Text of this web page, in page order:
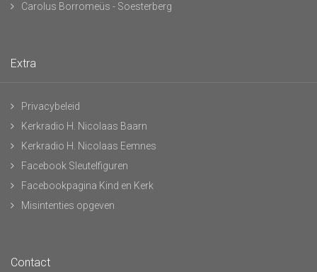
Carolus Borromeüs - Soesterberg
Extra
Privacybeleid
Kerkradio H. Nicolaas Baarn
Kerkradio H. Nicolaas Eemnes
Facebook Sleutelfiguren
Facebookpagina Kind en Kerk
Misintenties opgeven
Contact